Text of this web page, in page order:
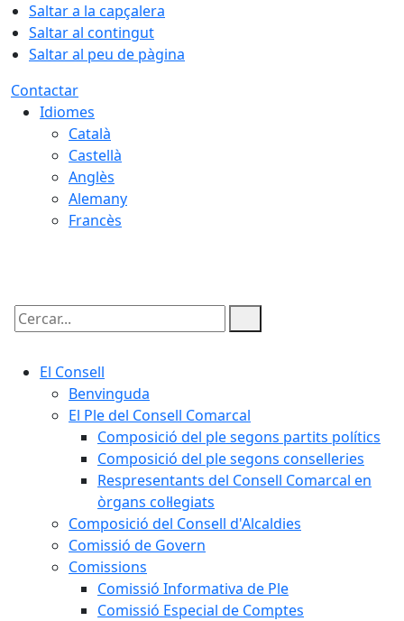
Saltar a la capçalera
Saltar al contingut
Saltar al peu de pàgina
Contactar
Idiomes
Català
Castellà
Anglès
Alemany
Francès
Cercar:
El Consell
Benvinguda
El Ple del Consell Comarcal
Composició del ple segons partits polítics
Composició del ple segons conselleries
Respresentants del Consell Comarcal en
òrgans col·legiats
Composició del Consell d'Alcaldies
Comissió de Govern
Comissions
Comissió Informativa de Ple
Comissió Especial de Comptes